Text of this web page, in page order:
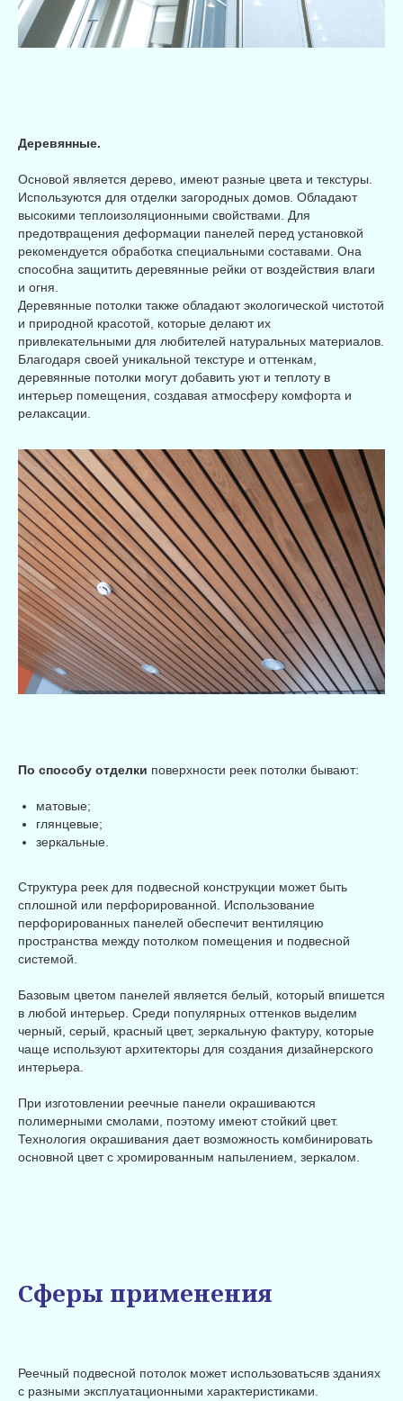
Деревянные.
Основой является дерево, имеют разные цвета и текстуры.
Используются для отделки загородных домов. Обладают
высокими теплоизоляционными свойствами. Для
предотвращения деформации панелей перед установкой
рекомендуется обработка специальными составами. Она
способна защитить деревянные рейки от воздействия влаги
и огня.
Деревянные потолки также обладают экологической чистотой
и природной красотой, которые делают их
привлекательными для любителей натуральных материалов.
Благодаря своей уникальной текстуре и оттенкам,
деревянные потолки могут добавить уют и теплоту в
интерьер помещения, создавая атмосферу комфорта и
релаксации.
По способу отделки поверхности реек потолки бывают:
матовые;
глянцевые;
зеркальные.
Структура реек для подвесной конструкции может быть
сплошной или перфорированной. Использование
перфорированных панелей обеспечит вентиляцию
пространства между потолком помещения и подвесной
системой.
Базовым цветом панелей является белый, который впишется
в любой интерьер. Среди популярных оттенков выделим
черный, серый, красный цвет, зеркальную фактуру, которые
чаще используют архитекторы для создания дизайнерского
интерьера.
При изготовлении реечные панели окрашиваются
полимерными смолами, поэтому имеют стойкий цвет.
Технология окрашивания дает возможность комбинировать
основной цвет с хромированным напылением, зеркалом.
Сферы применения
Реечный подвесной потолок может использоватьсяв зданиях
с разными эксплуатационными характеристиками.